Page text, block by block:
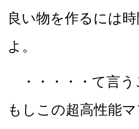
良い物を作るには
よ。
・・・・・て言う
もしこの超高性能